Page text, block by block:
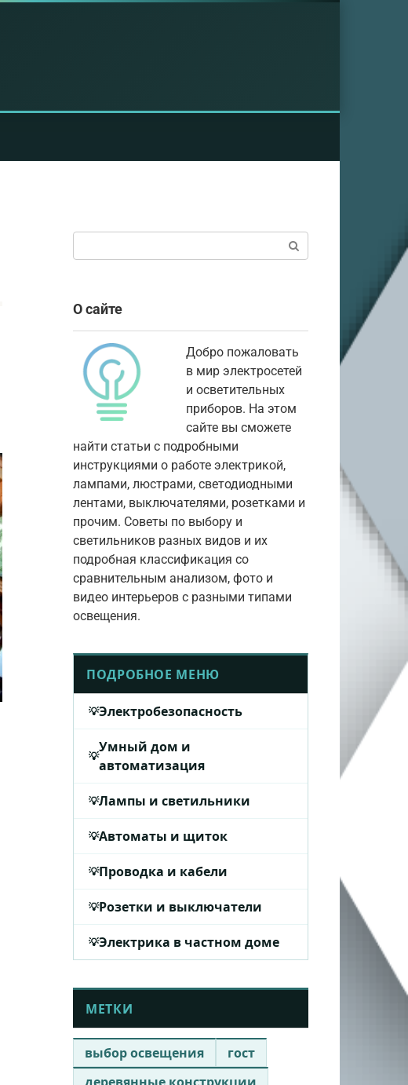
О сайте
Добро пожаловать
в мир электросетей
и осветительных
приборов. На этом
сайте вы сможете
найти статьи с подробными
инструкциями о работе электрикой,
лампами, люстрами, светодиодными
лентами, выключателями, розетками и
прочим. Советы по выбору и
светильников разных видов и их
подробная классификация со
сравнительным анализом, фото и
видео интерьеров с разными типами
освещения.
ПОДРОБНОЕ МЕНЮ
Электробезопасность
Умный дом и
автоматизация
Лампы и светильники
Автоматы и щиток
Проводка и кабели
Розетки и выключатели
Электрика в частном доме
МЕТКИ
выбор освещения
гост